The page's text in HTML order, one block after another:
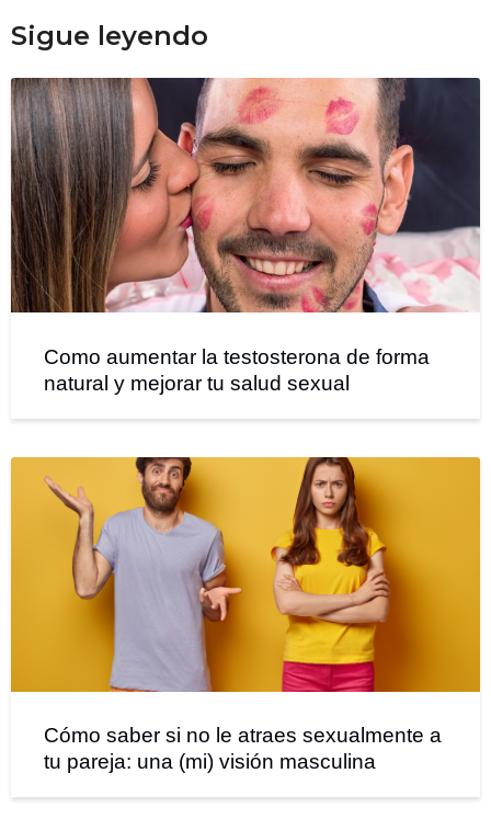
Sigue leyendo
Como aumentar la testosterona de forma
natural y mejorar tu salud sexual
Cómo saber si no le atraes sexualmente a
tu pareja: una (mi) visión masculina